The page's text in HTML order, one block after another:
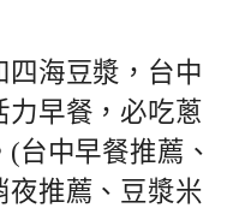
四海豆漿，台中
力早餐，必吃蔥
台中早餐推薦、
夜推薦、豆漿米